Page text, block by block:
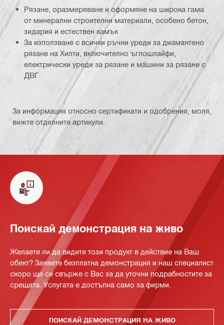
Рязане, оразмеряване и оформяне на широка гама
от минерални строителни материали, особено бетон,
зидария и естествен камък
За използване с всички ръчни уреди за диамантено
рязане на Хилти, включително ъглошлайфи,
електрически уреди за рязане и машини за рязане с
ДВГ
За информация относно сертификати и одобрения, моля,
вижте отделните артикули.
Поискай демонстрация на живо
Желаете ли да видите този продукт в действие на Ваш
обект? Заявете безплатна демонстрация и наш специалист
скоро ще се свърже с Вас за да уточни подрабностите за
срещата. Услугата е достъпна само за фирми.
ПОИСКАЙ ДЕМОНСТРАЦИЯ НА ЖИВО